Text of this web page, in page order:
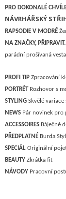
PRO DOKONALÉ
NÁVRHÁŘSKÝ
RAPSODIE V MODRÉ
NA ZNAČKY,
parádní prošívaná vesta
PROFI TIP Zpracování
PORTRÉTRozhovor s
STYLING Skvělé
NEWS Pár novinek pro
ACCESSOIRES Báječné
PŘEDPLATNÉ Burda
SPECIÁL Originální
BEAUTY Zkrátka fit
NÁVODY Pracovní